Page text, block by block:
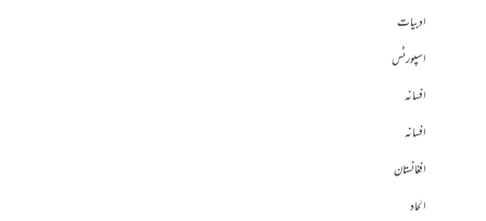
ادبیات
اسپورٹس
افسانہ
افسانہ
افغانستان
الحاد